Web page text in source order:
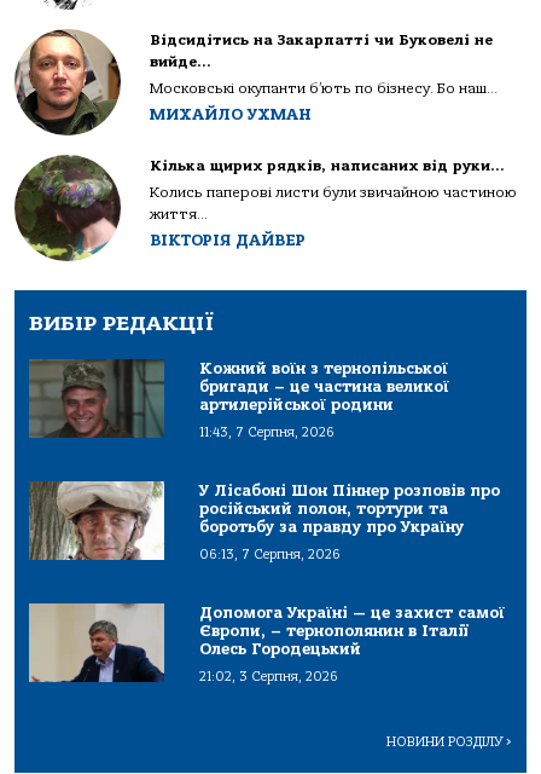
Відсидітись на Закарпатті чи Буковелі не
вийде…
Московські окупанти б’ють по бізнесу. Бо наш...
МИХАЙЛО УХМАН
Кілька щирих рядків, написаних від руки…
Колись паперові листи були звичайною частиною
життя...
ВІКТОРІЯ ДАЙВЕР
ВИБІР РЕДАКЦІЇ
Кожний воїн з тернопільської
бригади – це частина великої
артилерійської родини
11:43, 7 Серпня, 2026
У Лісабоні Шон Піннер розповів про
російський полон, тортури та
боротьбу за правду про Україну
06:13, 7 Серпня, 2026
Допомога Україні — це захист самої
Європи, – тернополянин в Італії
Олесь Городецький
21:02, 3 Серпня, 2026
НОВИНИ РОЗДІЛУ>